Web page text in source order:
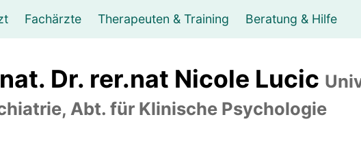
Fachärzte
Neurologe Psychiater
Therapeuten & Training
Masseur, Massage Fitness Wellness- & Sport-
Beratung & Hilfe
Dr. rer.nat Nicole Lucic
Abt. für Klinische Psychologie